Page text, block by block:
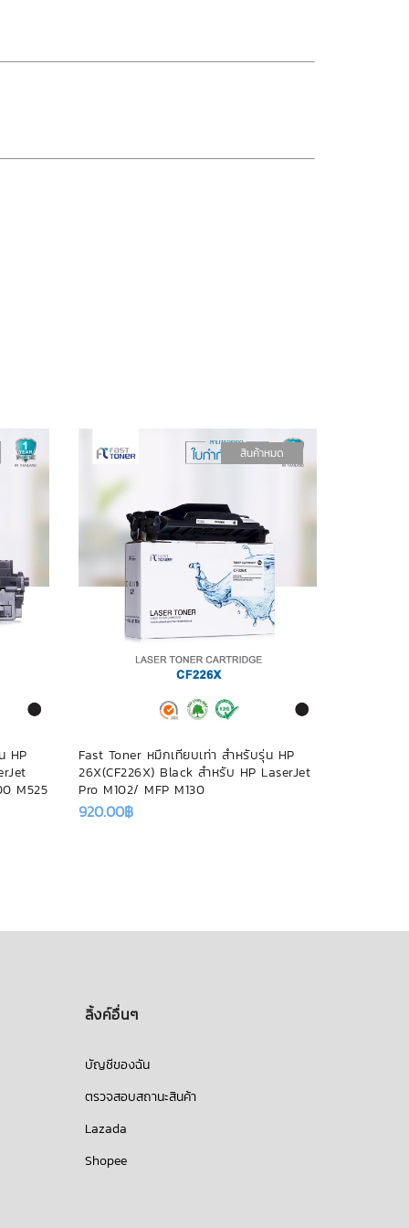
HP
M525
สินค้าหมด
Fast Toner หมึกเทียบเท่า สำหรับรุ่น HP
26X(CF226X) Black สำหรับ HP LaserJet
Pro M102/ MFP M130
920.00฿
ลิ้งค์อื่นๆ
บัญชีของฉัน
ตรวจสอบสถานะสินค้า
Lazada
Shopee